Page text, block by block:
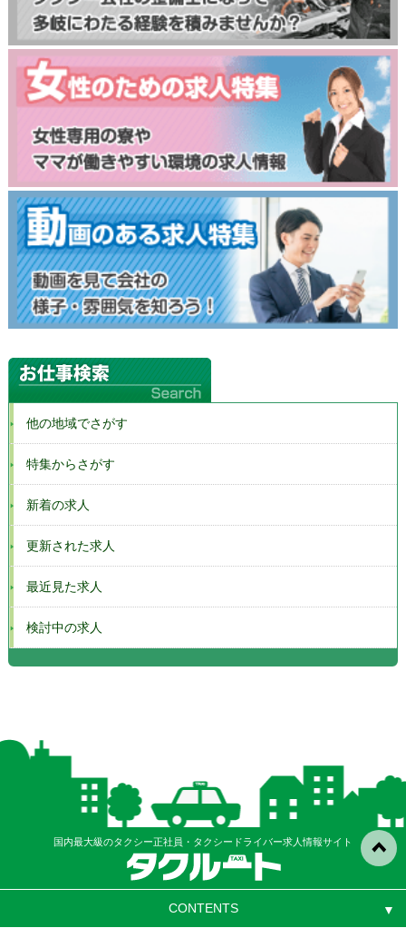
他の地域でさがす
特集からさがす
新着の求人
更新された求人
最近見た求人
検討中の求人
国内最大級のタクシー正社員・タクシードライバー求人情報サイト
CONTENTS